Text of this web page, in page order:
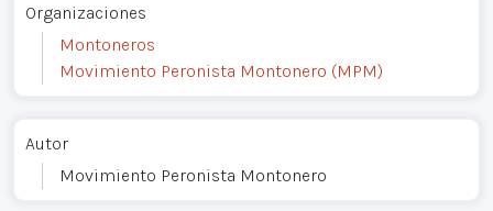
Organizaciones
Montoneros
Movimiento Peronista Montonero (MPM)
Autor
Movimiento Peronista Montonero